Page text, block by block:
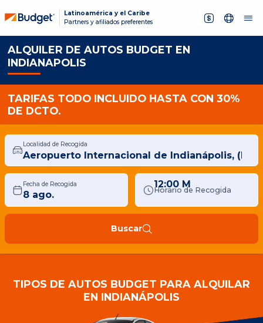
Latinoamérica y el Caribe
Partners y afiliados preferentes
ALQUILER DE AUTOS BUDGET EN
INDIANAPOLIS
TARIFAS TODO INCLUIDO HASTA CON 30%
DE DCTO.
Localidad de Recogida
Fecha de Recogida
Horario de Recogida
12:00 M
Buscar
TIPOS DE AUTOS BUDGET PARA ALQUILAR
EN INDIANÁPOLIS